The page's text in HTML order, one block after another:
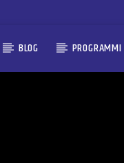
BLOG PROGRAMMI